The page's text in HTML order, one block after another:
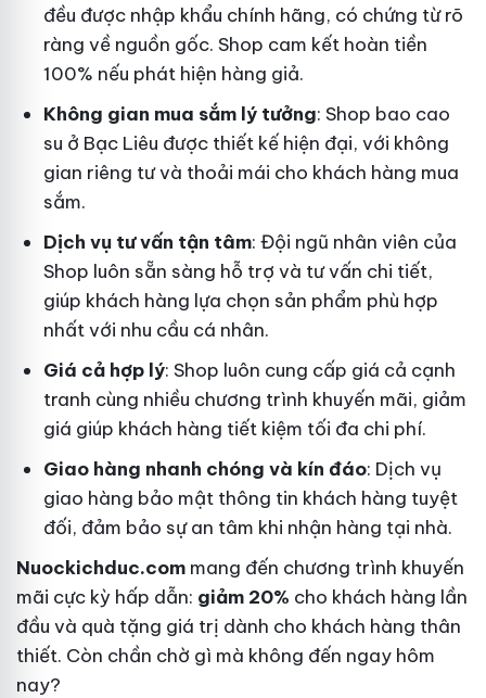
đều được nhập khẩu chính hãng, có chứng từ rõ
ràng về nguồn gốc. Shop cam kết hoàn tiền
100% nếu phát hiện hàng giả.
Không gian mua sắm lý tưởng: Shop bao cao
su ở Bạc Liêu được thiết kế hiện đại, với không
gian riêng tư và thoải mái cho khách hàng mua
sắm.
Dịch vụ tư vấn tận tâm: Đội ngũ nhân viên của
Shop luôn sẵn sàng hỗ trợ và tư vấn chi tiết,
giúp khách hàng lựa chọn sản phẩm phù hợp
nhất với nhu cầu cá nhân.
Giá cả hợp lý: Shop luôn cung cấp giá cả cạnh
tranh cùng nhiều chương trình khuyến mãi, giảm
giá giúp khách hàng tiết kiệm tối đa chi phí.
Giao hàng nhanh chóng và kín đáo: Dịch vụ
giao hàng bảo mật thông tin khách hàng tuyệt
đối, đảm bảo sự an tâm khi nhận hàng tại nhà.
Nuockichduc.com mang đến chương trình khuyến
mãi cực kỳ hấp dẫn: giảm 20% cho khách hàng lần
đầu và quà tặng giá trị dành cho khách hàng thân
thiết. Còn chần chờ gì mà không đến ngay hôm
nay?